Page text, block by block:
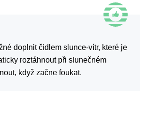
doplnit čidlem slunce-vítr, které je
roztáhnout při slunečném
když začne foukat.